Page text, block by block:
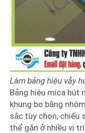
Làm bảng hiệu vẫy
Bảng hiệu mica hút
khung bo bằng
sắc tùy chọn, chiếu
thể gắn ở nhiều vị